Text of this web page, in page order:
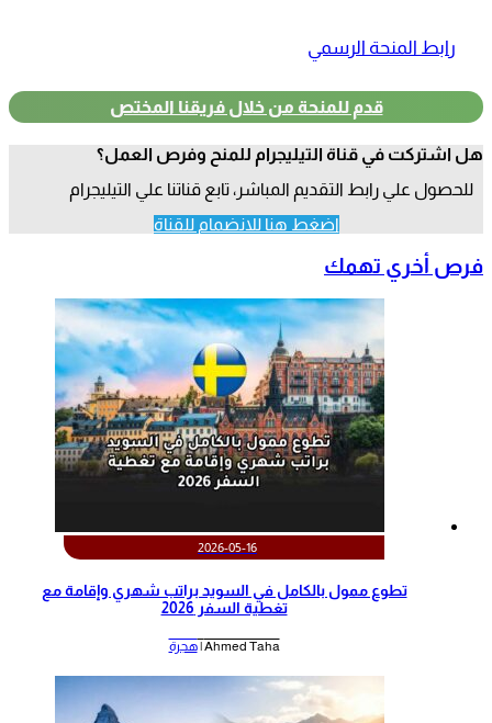
رابط المنحة الرسمي
قدم للمنحة من خلال فريقنا المختص
هل اشتركت في قناة التيليجرام للمنح وفرص العمل؟
للحصول علي رابط التقديم المباشر، تابع قناتنا علي التيليجرام
اضغط هنا للانضمام للقناة
فرص أخري تهمك
2026-05-16
تطوع ممول بالكامل في السويد براتب شهري وإقامة مع
تغطية السفر 2026
Ahmed Taha | هجرة